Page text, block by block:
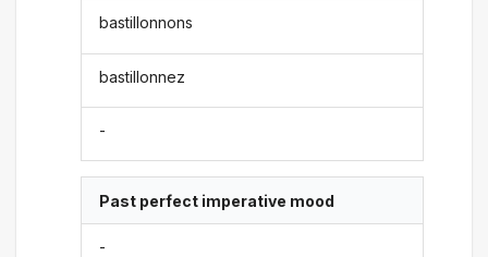
bastillonnons
bastillonnez
-
Past perfect imperative mood
-